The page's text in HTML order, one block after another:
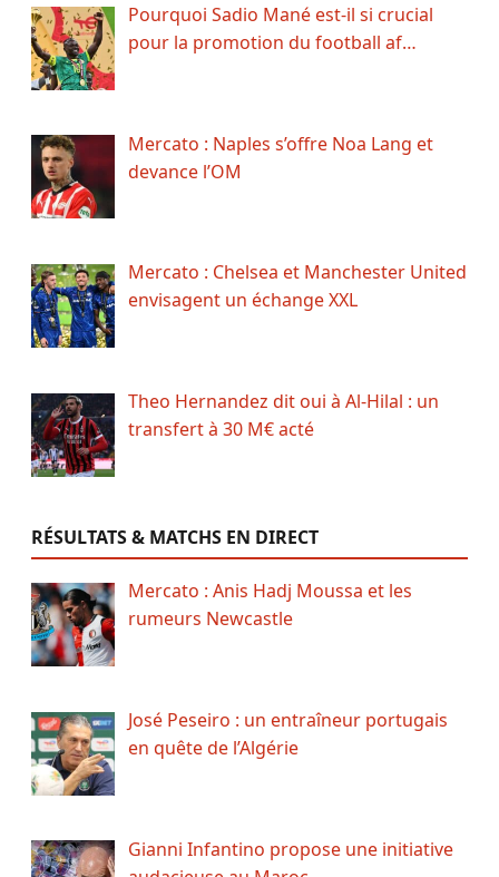
Pourquoi Sadio Mané est-il si crucial
pour la promotion du football af…
Mercato : Naples s’offre Noa Lang et
devance l’OM
Mercato : Chelsea et Manchester United
envisagent un échange XXL
Theo Hernandez dit oui à Al-Hilal : un
transfert à 30 M€ acté
RÉSULTATS & MATCHS EN DIRECT
Mercato : Anis Hadj Moussa et les
rumeurs Newcastle
José Peseiro : un entraîneur portugais
en quête de l’Algérie
Gianni Infantino propose une initiative